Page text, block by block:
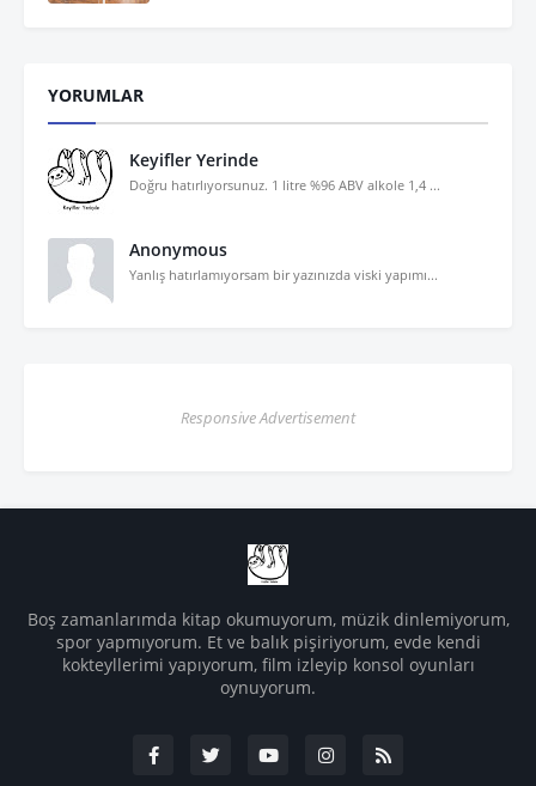
YORUMLAR
Keyifler Yerinde
Doğru hatırlıyorsunuz. 1 litre %96 ABV alkole 1,4 ...
Anonymous
Yanlış hatırlamıyorsam bir yazınızda viski yapımı...
Responsive Advertisement
Boş zamanlarımda kitap okumuyorum, müzik dinlemiyorum,
spor yapmıyorum. Et ve balık pişiriyorum, evde kendi
kokteyllerimi yapıyorum, film izleyip konsol oyunları
oynuyorum.